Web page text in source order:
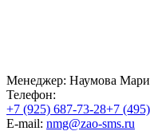
Менеджер: Наумова
Телефон:
+7 (925) 687-73-28+7
E-mail: nmg@zao-sms.ru